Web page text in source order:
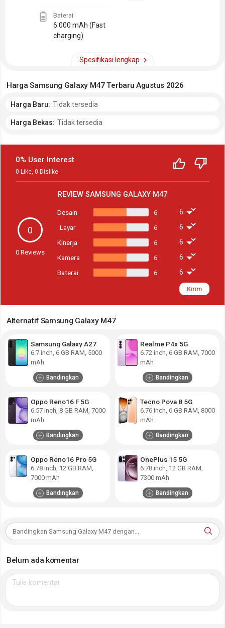
Baterai
6.000 mAh (Fast
charging)
Spesifikasi lengkap
Harga Samsung Galaxy M47 Terbaru Agustus 2026
Harga Baru: Tidak tersedia
Harga Bekas: Tidak tersedia
0% User Interest
0 Like 0 Dislike
REVIEW SAMSUNG GALAXY M47
0
0 Reviews
Desain
6
Layar
6
Kinerja
6
Kamera
6
Baterai
6
Kirim
Alternatif Samsung Galaxy M47
Samsung Galaxy A27
6.7 inch, 6 GB RAM 5000
mAh
Bandingkan
Realme P4x 5G
6.72 inch, 6 GB RAM 7000
mAh
Bandingkan
Oppo Reno16 F 5G
6.57 inch, 8 GB RAM 7000
mAh
Bandingkan
Tecno Pova 8 5G
6.76 inch, 6 GB RAM 8000
mAh
Bandingkan
Oppo Reno16 Pro 5G
6.78 inch, 12 GB RAM
7000 mAh
Bandingkan
OnePlus 15 5G
6.78 inch, 12 GB RAM
7300 mAh
Bandingkan
Belum ada komentar